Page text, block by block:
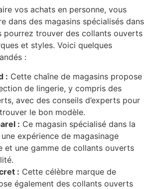
vos achats en personne, vous
dans des magasins spécialisés dans
pourrez trouver des collants ouverts
et styles. Voici quelques
:
: Cette chaîne de magasins propose
de lingerie, y compris des
avec des conseils d’experts pour
le bon modèle.
: Ce magasin spécialisé dans la
expérience de magasinage
et une gamme de collants ouverts
: Cette célèbre marque de
également des collants ouverts